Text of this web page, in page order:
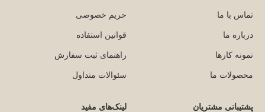
تماس با ما
درباره ما
نمونه کارها
محصولات ما
حریم خصوصی
قوانین استفاده
راهنمای ثبت سفارش
سئوالات متداول
پشتیبانی مشتریان لینک‌های مفید